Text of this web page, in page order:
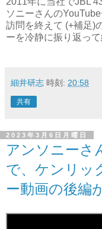
ソニーさんの
訪問を終えて (+補足)
ーを冷静に振り返っ
細井研志 時刻: 20:58
共有
2023年3月6日月曜日
アンソニーさ
で、ケンリッ
ー動画の後編